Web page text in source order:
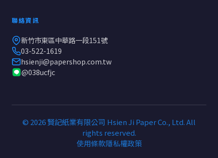
聯絡資訊
新竹市東區中華路一段151號
03-522-1619
hsienji@papershop.com.tw
@038ucfjc
© 2026 賢記紙業有限公司 Hsien Ji Paper Co., Ltd. All
rights reserved.
使用條款隱私權政策